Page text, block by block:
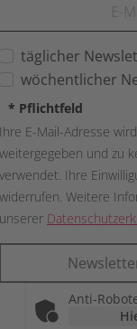
täglicher
wöchentlicher
* Pflichtfeld
Ihre E-Mail-Adresse
weitergegeben und zu
verwendet. Ihre
widerrufen. Weitere
unserer
Anti-